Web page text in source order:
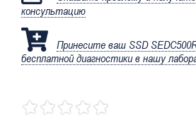
консультацию
Принесите ваш SSD
бесплатной диагностики в нашу